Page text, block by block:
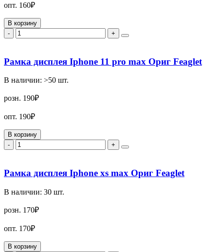
опт. 160₽
В корзину
-
+
Рамка дисплея Iphone 11 pro max Ориг Feaglet
В наличии: >50 шт.
розн. 190₽
опт. 190₽
В корзину
-
+
Рамка дисплея Iphone xs max Ориг Feaglet
В наличии: 30 шт.
розн. 170₽
опт. 170₽
В корзину